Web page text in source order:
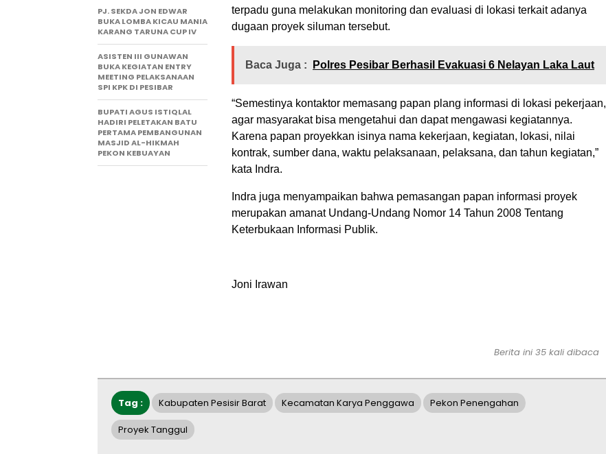
terpadu guna melakukan monitoring dan evaluasi di lokasi terkait adanya
dugaan proyek siluman tersebut.
Baca Juga : Polres Pesibar Berhasil Evakuasi 6 Nelayan Laka Laut
“Semestinya kontaktor memasang papan plang informasi di lokasi pekerjaan,
agar masyarakat bisa mengetahui dan dapat mengawasi kegiatannya.
Karena papan proyekkan isinya nama kekerjaan, kegiatan, lokasi, nilai
kontrak, sumber dana, waktu pelaksanaan, pelaksana, dan tahun kegiatan,”
kata Indra.
Indra juga menyampaikan bahwa pemasangan papan informasi proyek
merupakan amanat Undang-Undang Nomor 14 Tahun 2008 Tentang
Keterbukaan Informasi Publik.
Joni Irawan
PJ. SEKDA JON EDWAR
BUKA LOMBA KICAU MANIA
KARANG TARUNA CUP IV
ASISTEN III GUNAWAN
BUKA KEGIATAN ENTRY
MEETING PELAKSANAAN
SPI KPK DI PESIBAR
BUPATI AGUS ISTIQLAL
HADIRI PELETAKAN BATU
PERTAMA PEMBANGUNAN
MASJID AL-HIKMAH
PEKON KEBUAYAN
Berita ini 35 kali dibaca
Tag : Kabupaten Pesisir Barat Kecamatan Karya Penggawa Pekon Penengahan
Proyek Tanggul